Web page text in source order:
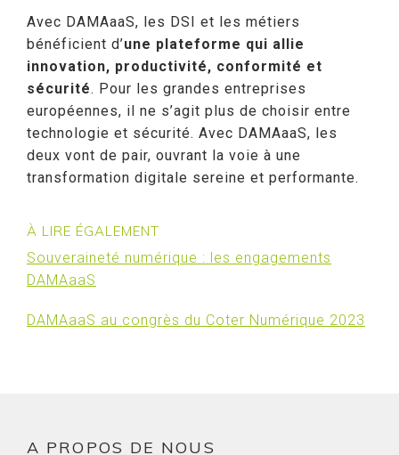
Avec DAMAaaS, les DSI et les métiers
bénéficient d’une plateforme qui allie
innovation, productivité, conformité et
sécurité. Pour les grandes entreprises
européennes, il ne s’agit plus de choisir entre
technologie et sécurité. Avec DAMAaaS, les
deux vont de pair, ouvrant la voie à une
transformation digitale sereine et performante.
À LIRE ÉGALEMENT
Souveraineté numérique : les engagements
DAMAaaS
DAMAaaS au congrès du Coter Numérique 2023
A PROPOS DE NOUS